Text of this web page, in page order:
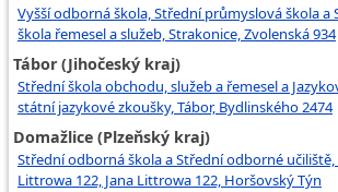
Vyšší odborná škola, Střední průmyslová škola
škola řemesel a služeb, Strakonice, Zvolenská 934
Tábor (Jihočeský kraj)
Střední škola obchodu, služeb a řemesel a
státní jazykové zkoušky, Tábor, Bydlinského 2474
Domažlice (Plzeňský kraj)
Střední odborná škola a Střední odborné
Littrowa 122, Jana Littrowa 122, Horšovský Týn